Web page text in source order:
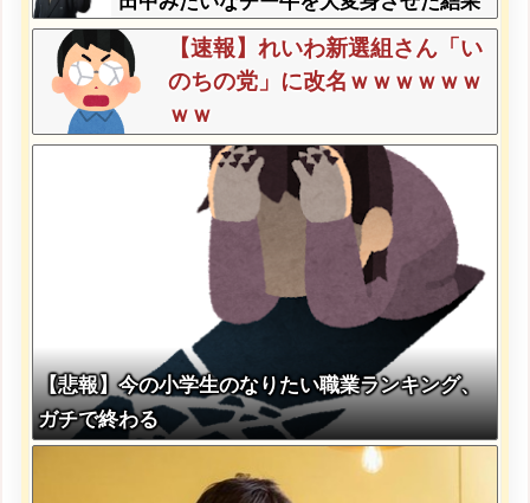
がこちらw w w w w w w w w w w
【速報】れいわ新選組さん「い
のちの党」に改名ｗｗｗｗｗｗ
ｗｗ
【悲報】今の小学生のなりたい職業ランキング、
ガチで終わる